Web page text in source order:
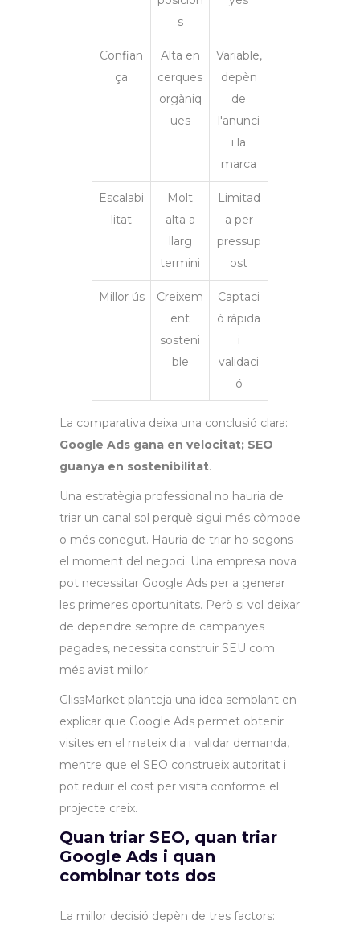
s
Confian
ça
Alta en
cerques
orgàniq
ues
Variable,
depèn
de
l'anunci
i la
marca
Escalabi
litat
Molt
alta a
llarg
termini
Limitad
a per
pressup
ost
Millor ús
Creixem
ent
sosteni
ble
Captaci
ó ràpida
i
validaci
ó
La comparativa deixa una conclusió clara:
Google Ads gana en velocitat; SEO
guanya en sostenibilitat.
Una estratègia professional no hauria de
triar un canal sol perquè sigui més còmode
o més conegut. Hauria de triar-ho segons
el moment del negoci. Una empresa nova
pot necessitar Google Ads per a generar
les primeres oportunitats. Però si vol deixar
de dependre sempre de campanyes
pagades, necessita construir SEU com
més aviat millor.
GlissMarket planteja una idea semblant en
explicar que Google Ads permet obtenir
visites en el mateix dia i validar demanda,
mentre que el SEO construeix autoritat i
pot reduir el cost per visita conforme el
projecte creix.
Quan triar SEO, quan triar
Google Ads i quan
combinar tots dos
La millor decisió depèn de tres factors: